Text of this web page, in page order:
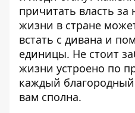
причитать власть за
жизни в стране
встать с дивана и
единицы. Не стоит
жизни устроено по
каждый благородный
вам сполна.